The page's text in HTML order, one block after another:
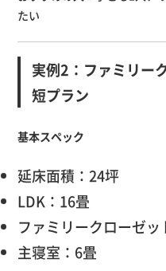
たい
実例2：ファミリー
短プラン
基本スペック
延床面積：24坪
LDK：16畳
ファミリークローゼッ
主寝室：6畳